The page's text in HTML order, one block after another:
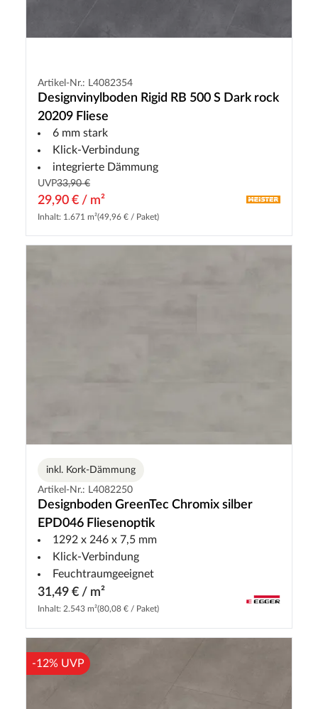
Artikel-Nr.: L4082354
Designvinylboden Rigid RB 500 S Dark rock
20209 Fliese
6 mm stark
Klick-Verbindung
integrierte Dämmung
UVP33,90 €
29,90 € / m²
Inhalt: 1.671 m²(49,96 € / Paket)
inkl. Kork-Dämmung
Artikel-Nr.: L4082250
Designboden GreenTec Chromix silber
EPD046 Fliesenoptik
1292 x 246 x 7,5 mm
Klick-Verbindung
Feuchtraumgeeignet
31,49 € / m²
Inhalt: 2.543 m²(80,08 € / Paket)
-12% UVP